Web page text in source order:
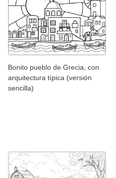
Bonito pueblo de Grecia, con
arquitectura típica (versión
sencilla)